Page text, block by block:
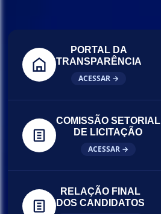
PORTAL DA
TRANSPARÊNCIA
ACESSAR →
COMISSÃO SETORIAL
DE LICITAÇÃO
ACESSAR →
RELAÇÃO FINAL
DOS CANDIDATOS